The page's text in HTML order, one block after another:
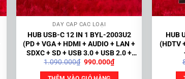
DÂY CÁP CÁC LOẠI
HUB USB-C 12 IN 1 BYL-2003U2
(PD + VGA + HDMI + AUDIO + LAN +
SDXC + SD + USB 3.0 + USB 2.0 +
USB-C)
1.090.000₫ Giá
là:
990.000₫Giá
hiện
HUB
(HDTV